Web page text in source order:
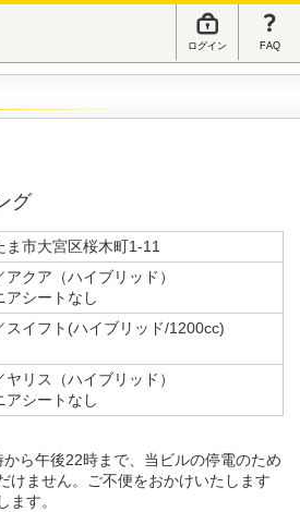
ログイン FAQ
グ
ま市大宮区桜木町1-11
クア（ハイブリッド）
アシートなし
スイフト(ハイブリッド/1200cc)
リス（ハイブリッド）
アシートなし
ら午後22時まで、当ビルの停電のため
けません。ご不便をおかけいたします
ます。